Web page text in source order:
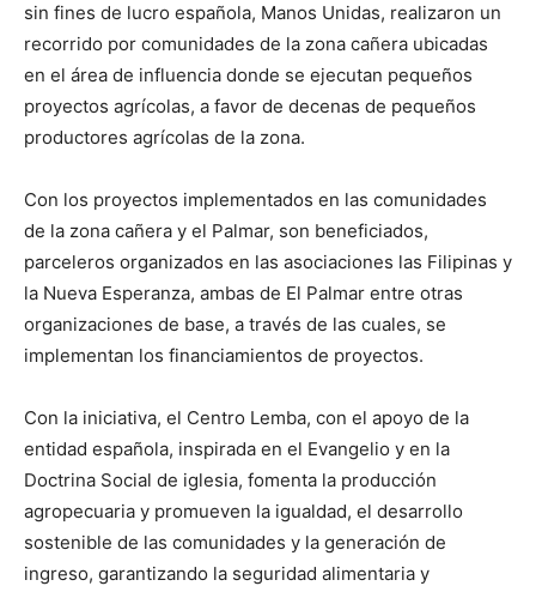
sin fines de lucro española, Manos Unidas, realizaron un
recorrido por comunidades de la zona cañera ubicadas
en el área de influencia donde se ejecutan pequeños
proyectos agrícolas, a favor de decenas de pequeños
productores agrícolas de la zona.
Con los proyectos implementados en las comunidades
de la zona cañera y el Palmar, son beneficiados,
parceleros organizados en las asociaciones las Filipinas y
la Nueva Esperanza, ambas de El Palmar entre otras
organizaciones de base, a través de las cuales, se
implementan los financiamientos de proyectos.
Con la iniciativa, el Centro Lemba, con el apoyo de la
entidad española, inspirada en el Evangelio y en la
Doctrina Social de iglesia, fomenta la producción
agropecuaria y promueven la igualdad, el desarrollo
sostenible de las comunidades y la generación de
ingreso, garantizando la seguridad alimentaria y